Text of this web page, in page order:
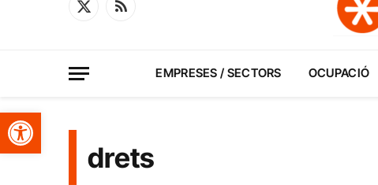
Obre la barra d'eines
X
RSS
EMPRESES / SECTORS OCUPACIÓ
drets